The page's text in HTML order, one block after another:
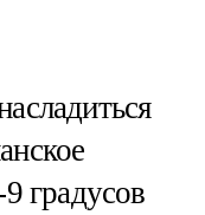
градусов